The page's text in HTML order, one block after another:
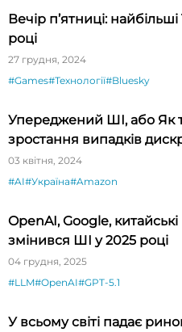
Вечір п’ятниці:
році
27 грудня, 2024
#Games#Технології#Bluesky
Упереджений ШІ, або Як
зростання випадків
03 квітня, 2024
#AI#Україна#Amazon
OpenAI, Google,
змінився ШІ у 2025 році
04 грудня, 2025
#LLM#OpenAI#GPT-5.1
У всьому світі падає